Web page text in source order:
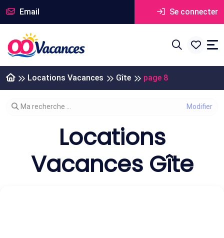
Email Se connecter
Locations Vacances Gîte page 8
Modifier votre recherche
Ma recherche ...
Locations
Vacances Gîte